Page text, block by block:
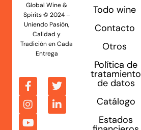
Global Wine &
Spirits © 2024 –
Uniendo Pasión,
Calidad y
Tradición en Cada
Entrega
Todo wine
Contacto
Otros
Política de
tratamiento
de datos
Catálogo
Estados